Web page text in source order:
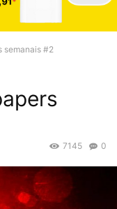
semanais #2
0
7145